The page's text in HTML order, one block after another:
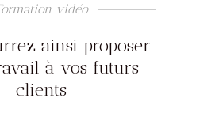
vidéo
ainsi proposer
à vos futurs
clients